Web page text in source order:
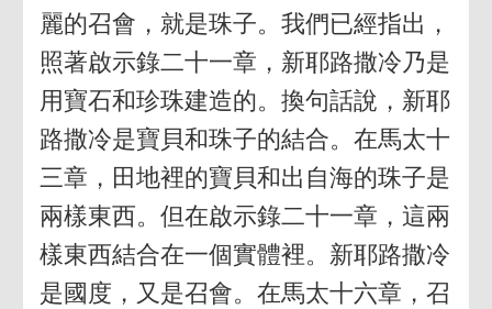
麗的召會，就是珠子。我們已經指出，
照著啟示錄二十一章，新耶路撒冷乃是
用寶石和珍珠建造的。換句話說，新耶
路撒冷是寶貝和珠子的結合。在馬太十
三章，田地裡的寶貝和出自海的珠子是
兩樣東西。但在啟示錄二十一章，這兩
樣東西結合在一個實體裡。新耶路撒冷
是國度，又是召會。在馬太十六章，召